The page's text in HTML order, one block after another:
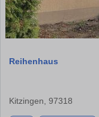
Reihenhaus
Kitzingen, 97318